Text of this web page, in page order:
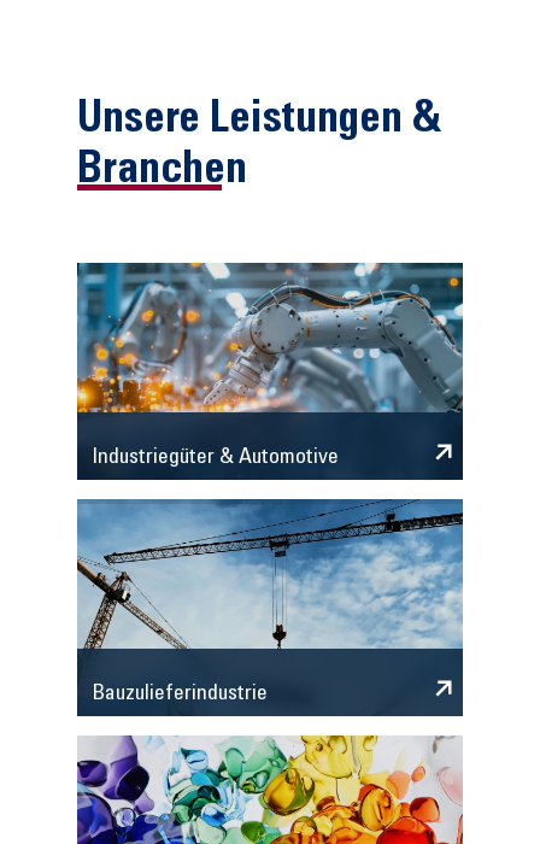
Unsere Leistungen &
Branchen
Industriegüter & Automotive
Bauzulieferindustrie